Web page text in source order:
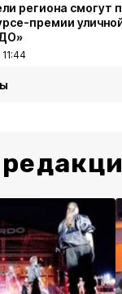
региона смогут
премии